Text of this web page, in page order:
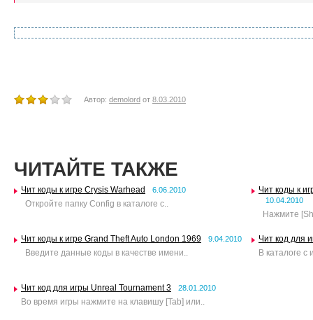
Автор: demolord от 8.03.2010
ЧИТАЙТЕ ТАКЖЕ
Чит коды к игре Crysis Warhead 6.06.2010
Откройте папку Config в каталоге с..
Чит коды к
10.04.2010
Нажмите
Чит коды к игре Grand Theft Auto London 1969 9.04.2010
Введите данные коды в качестве имени..
Чит код для
В каталоге с
Чит код для игры Unreal Tournament 3 28.01.2010
Во время игры нажмите на клавишу [Tab] или..